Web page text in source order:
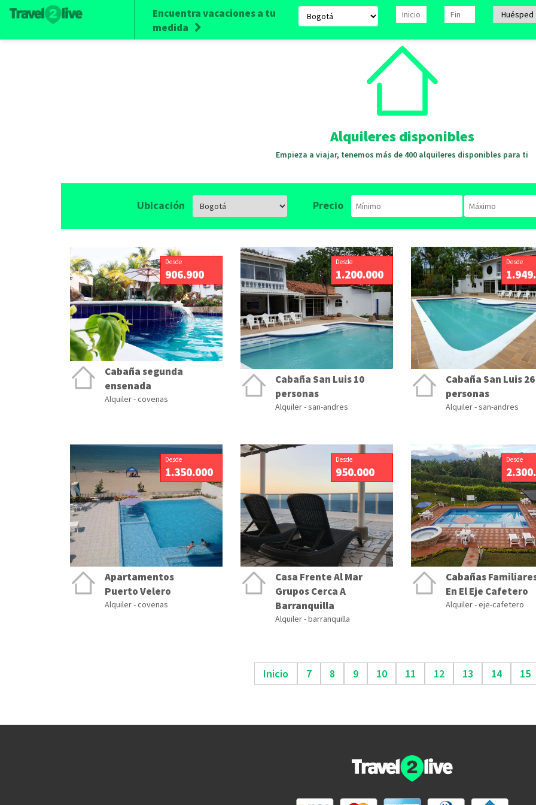
Encuentra vacaciones a tu
medida
Alquileres disponibles
Empieza a viajar, tenemos más de 400 alquileres disponibles para ti
Ubicación Precio
Desde
906.900
Cabaña segunda
ensenada
Alquiler - covenas
Desde
1.200.000
Cabaña San Luis 10
personas
Alquiler - san-andres
Desde
Cabaña San Luis 26
personas
Alquiler - san-andres
Desde
1.350.000
Apartamentos
Puerto Velero
Alquiler - covenas
Desde
950.000
Casa Frente Al Mar
Grupos Cerca A
Barranquilla
Alquiler - barranquilla
Desde
Cabañas
En El Eje Cafetero
Alquiler - eje-cafetero
Inicio 7 8 9 10 11 12 13 14 15